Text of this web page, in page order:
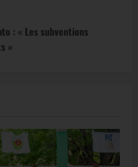
: « Les subventions
»